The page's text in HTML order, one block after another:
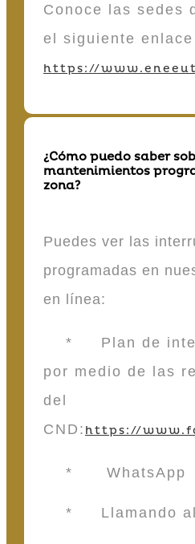
Conoce las sedes
el siguiente enlace
https://
¿Cómo puedo saber
mantenimientos
zona?
Puedes ver las
programadas en
en línea:
* Plan de
por medio de las
del
CND: https://
* WhatsApp
* Llamando al